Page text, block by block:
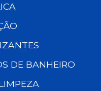
DE BANHEIRO